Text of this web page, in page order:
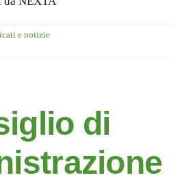
e notizie
di